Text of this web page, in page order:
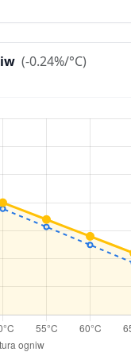
(-0.24%/°C)